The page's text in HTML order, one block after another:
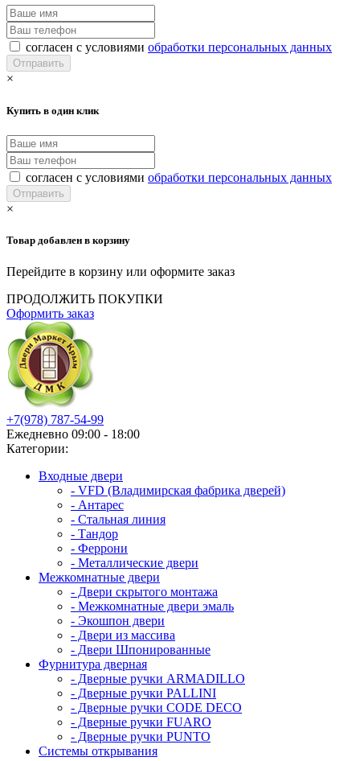
согласен с условиями обработки персональных данных
×
Купить в один клик
согласен с условиями обработки персональных данных
×
Товар добавлен в корзину
Перейдите в корзину или оформите заказ
ПРОДОЛЖИТЬ ПОКУПКИ
Оформить заказ
+7(978) 787-54-99
Ежедневно 09:00 - 18:00
Категории:
Входные двери
- VFD (Владимирская фабрика дверей)
- Антарес
- Стальная линия
- Тандор
- Феррони
- Металлические двери
Межкомнатные двери
- Двери скрытого монтажа
- Межкомнатные двери эмаль
- Экошпон двери
- Двери из массива
- Двери Шпонированные
Фурнитура дверная
- Дверные ручки ARMADILLO
- Дверные ручки PALLINI
- Дверные ручки CODE DECO
- Дверные ручки FUARO
- Дверные ручки PUNTO
Системы открывания